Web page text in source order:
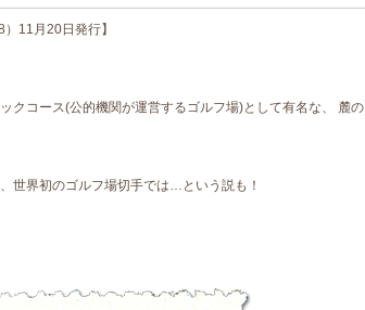
）11月20日発行】
クコース(公的機関が運営するゴルフ場)として有名な、 麓の
世界初のゴルフ場切手では…という説も！